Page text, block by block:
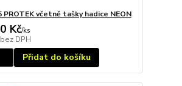
PROTEK včetně tašky hadice NEON
Kč/ks
bez DPH
Přidat do košíku